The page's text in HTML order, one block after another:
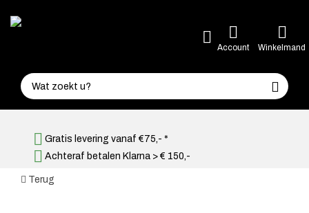
Account Winkelmand
Gratis levering vanaf €75,- *
Achteraf betalen Klarna > € 150,-
Terug